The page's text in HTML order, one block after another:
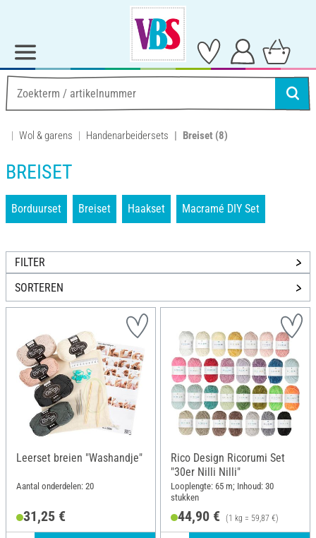
Wol & garens Handenarbeidersets Breiset (8)
BREISET
Borduurset Breiset Haakset Macramé DIY Set
FILTER
SORTEREN
Leerset breien "Washandje"
Aantal onderdelen: 20
31,25 €
Rico Design Ricorumi Set
"30er Nilli Nilli"
Looplengte: 65 m; Inhoud: 30
stukken
44,90 € (1 kg = 59,87 €)